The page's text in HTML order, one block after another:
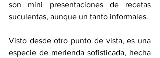
son mini presentaciones de recetas
suculentas, aunque un tanto informales.
Visto desde otro punto de vista, es una
especie de merienda sofisticada, hecha